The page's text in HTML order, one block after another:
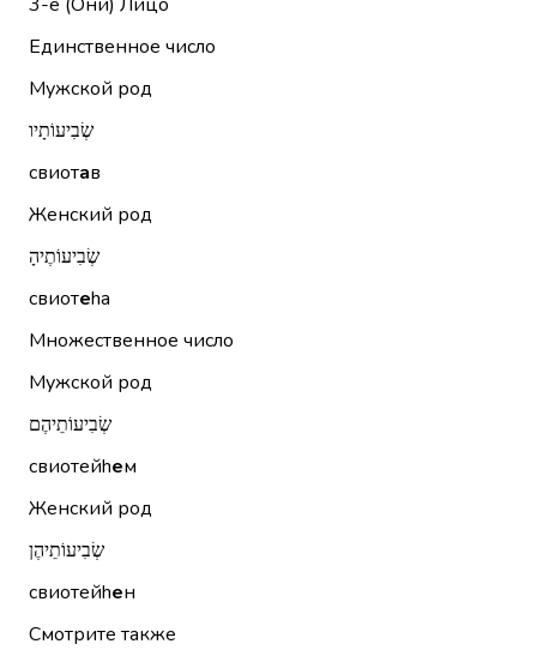
Единственное число
Мужской род
שְׂבִיעוֹתָיו
свиотав
Женский род
שְׂבִיעוֹתֶיהָ
свиотеhа
Множественное число
Мужской род
שְׂבִיעוֹתֵיהֶם
свиотейhем
Женский род
שְׂבִיעוֹתֵיהֶן
свиотейhен
Смотрите также